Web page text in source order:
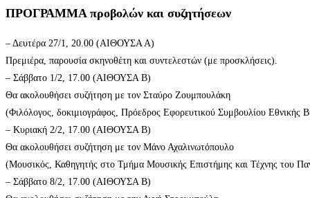
ΠΡΟΓΡΑΜΜΑ προβολών και συζητήσεων
– Δευτέρα 27/1, 20.00 (ΑΙΘΟΥΣΑ Α)
Πρεμιέρα, παρουσία σκηνοθέτη και συντελεστών (με προσκλήσεις).
– Σάββατο 1/2, 17.00 (ΑΙΘΟΥΣΑ Β)
Θα ακολουθήσει συζήτηση με τον Σταύρο Ζουμπουλάκη
(Φιλόλογος, δοκιμιογράφος, Πρόεδρος Εφορευτικού Συμβουλίου Εθνικής
– Κυριακή 2/2, 17.00 (ΑΙΘΟΥΣΑ Β)
Θα ακολουθήσει συζήτηση με τον Μάνο Αχαλινωτόπουλο
(Μουσικός, Καθηγητής στο Τμήμα Μουσικής Επιστήμης και Τέχνης του
– Σάββατο 8/2, 17.00 (ΑΙΘΟΥΣΑ Β)